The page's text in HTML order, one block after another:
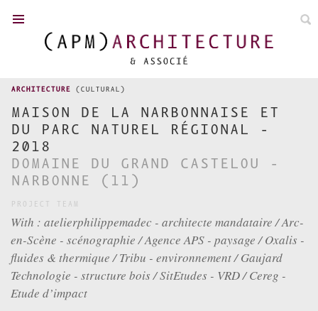
ARCHITECTURE (CULTURAL)
MAISON DE LA NARBONNAISE ET
DU PARC NATUREL RÉGIONAL -
2018
DOMAINE DU GRAND CASTELOU -
NARBONNE (11)
PROJECT TEAM
With : atelierphilippemadec - architecte mandataire / Arc-
en-Scène - scénographie / Agence APS - paysage / Oxalis -
fluides & thermique / Tribu - environnement / Gaujard
Technologie - structure bois / SitEtudes - VRD / Cereg -
Etude d’impact
FR
TOWN PLANNING
NEWS
COMPETITIONS
P. MADEC
TEAM
DISTINCTION
CONTACT